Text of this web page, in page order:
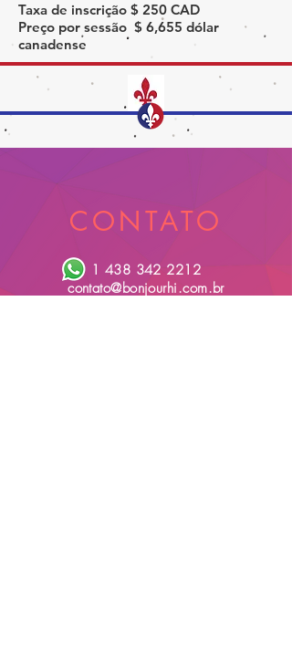
Taxa de inscrição $ 250 CAD
Preço por sessão $ 6,655 dólar
canadense
CONTATO
1 438 342 2212
contato@bonjourhi.com.br